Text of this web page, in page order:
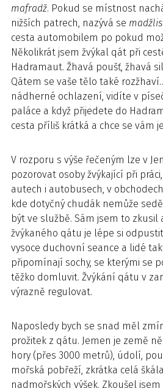
mafradž. Pokud se místnost
nižších patrech, nazývá se madžlis
cesta automobilem po pokud
Několikrát jsem žvýkal qát při
Hadramaut. Žhavá poušť, žhavá
Qátem se vaše tělo také
nádherné ochlazení, vidíte v
paláce a když přijedete do
cesta příliš krátká a chce se vám
V rozporu s výše řečeným lze v
pozorovat osoby žvýkající při
autech i autobusech, v
kde dotyčný chudák nemůže
být ve službě. Sám jsem to zkusil
žvýkaného qátu je lépe si
vysoce duchovní seance a lidé
připomínají sochy, se kterými se
těžko domluvit. Žvýkání qátu v
výrazně regulovat.
Naposledy bych se snad měl
prožitek z qátu. Jemen je země
hory (přes 3000 metrů), údolí,
mořská pobřeží, zkrátka celá
nadmořských výšek. Zkoušel